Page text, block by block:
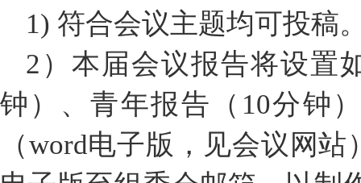
1) 符合会议主题均可投稿
2）本届会议报告将设置
钟）、青年报告（10分钟
（word电子版，见会议网